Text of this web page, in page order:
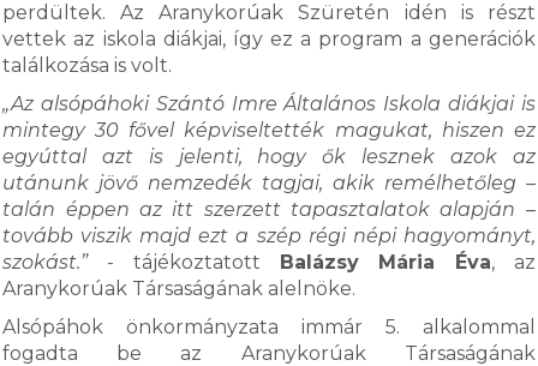
perdültek. Az Aranykorúak Szüretén idén is részt
vettek az iskola diákjai, így ez a program a generációk
találkozása is volt.
„Az alsópáhoki Szántó Imre Általános Iskola diákjai is
mintegy 30 fővel képviseltették magukat, hiszen ez
egyúttal azt is jelenti, hogy ők lesznek azok az
utánunk jövő nemzedék tagjai, akik remélhetőleg –
talán éppen az itt szerzett tapasztalatok alapján –
tovább viszik majd ezt a szép régi népi hagyományt,
szokást.”- tájékoztatott Balázsy Mária Éva, az
Aranykorúak Társaságának alelnöke.
Alsópáhok önkormányzata immár 5. alkalommal
fogadta be az Aranykorúak Társaságának